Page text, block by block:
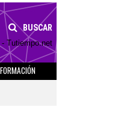
BUSCAR
- Tutiempo.net
FORMACIÓN